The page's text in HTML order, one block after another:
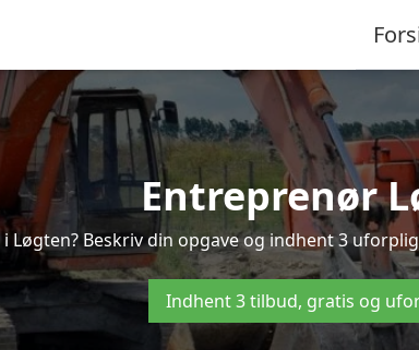
Entreprenør
Beskriv din opgave og indhent 3
Indhent 3 tilbud, gratis og